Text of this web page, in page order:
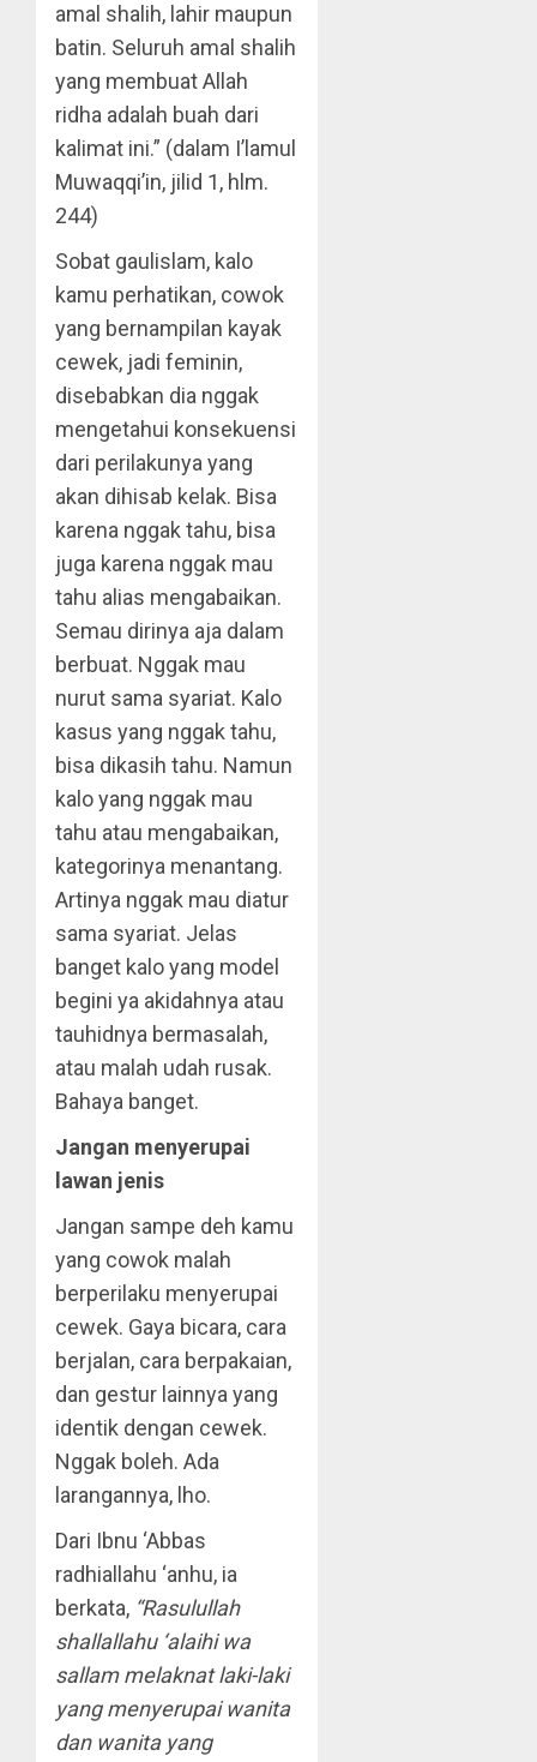
amal shalih, lahir maupun
batin. Seluruh amal shalih
yang membuat Allah
ridha adalah buah dari
kalimat ini.” (dalam I’lamul
Muwaqqi’in, jilid 1, hlm.
244)
Sobat gaulislam, kalo
kamu perhatikan, cowok
yang bernampilan kayak
cewek, jadi feminin,
disebabkan dia nggak
mengetahui konsekuensi
dari perilakunya yang
akan dihisab kelak. Bisa
karena nggak tahu, bisa
juga karena nggak mau
tahu alias mengabaikan.
Semau dirinya aja dalam
berbuat. Nggak mau
nurut sama syariat. Kalo
kasus yang nggak tahu,
bisa dikasih tahu. Namun
kalo yang nggak mau
tahu atau mengabaikan,
kategorinya menantang.
Artinya nggak mau diatur
sama syariat. Jelas
banget kalo yang model
begini ya akidahnya atau
tauhidnya bermasalah,
atau malah udah rusak.
Bahaya banget.
Jangan menyerupai
lawan jenis
Jangan sampe deh kamu
yang cowok malah
berperilaku menyerupai
cewek. Gaya bicara, cara
berjalan, cara berpakaian,
dan gestur lainnya yang
identik dengan cewek.
Nggak boleh. Ada
larangannya, lho.
Dari Ibnu ‘Abbas
radhiallahu ‘anhu, ia
berkata, “Rasulullah
shallallahu ‘alaihi wa
sallam melaknat laki-laki
yang menyerupai wanita
dan wanita yang